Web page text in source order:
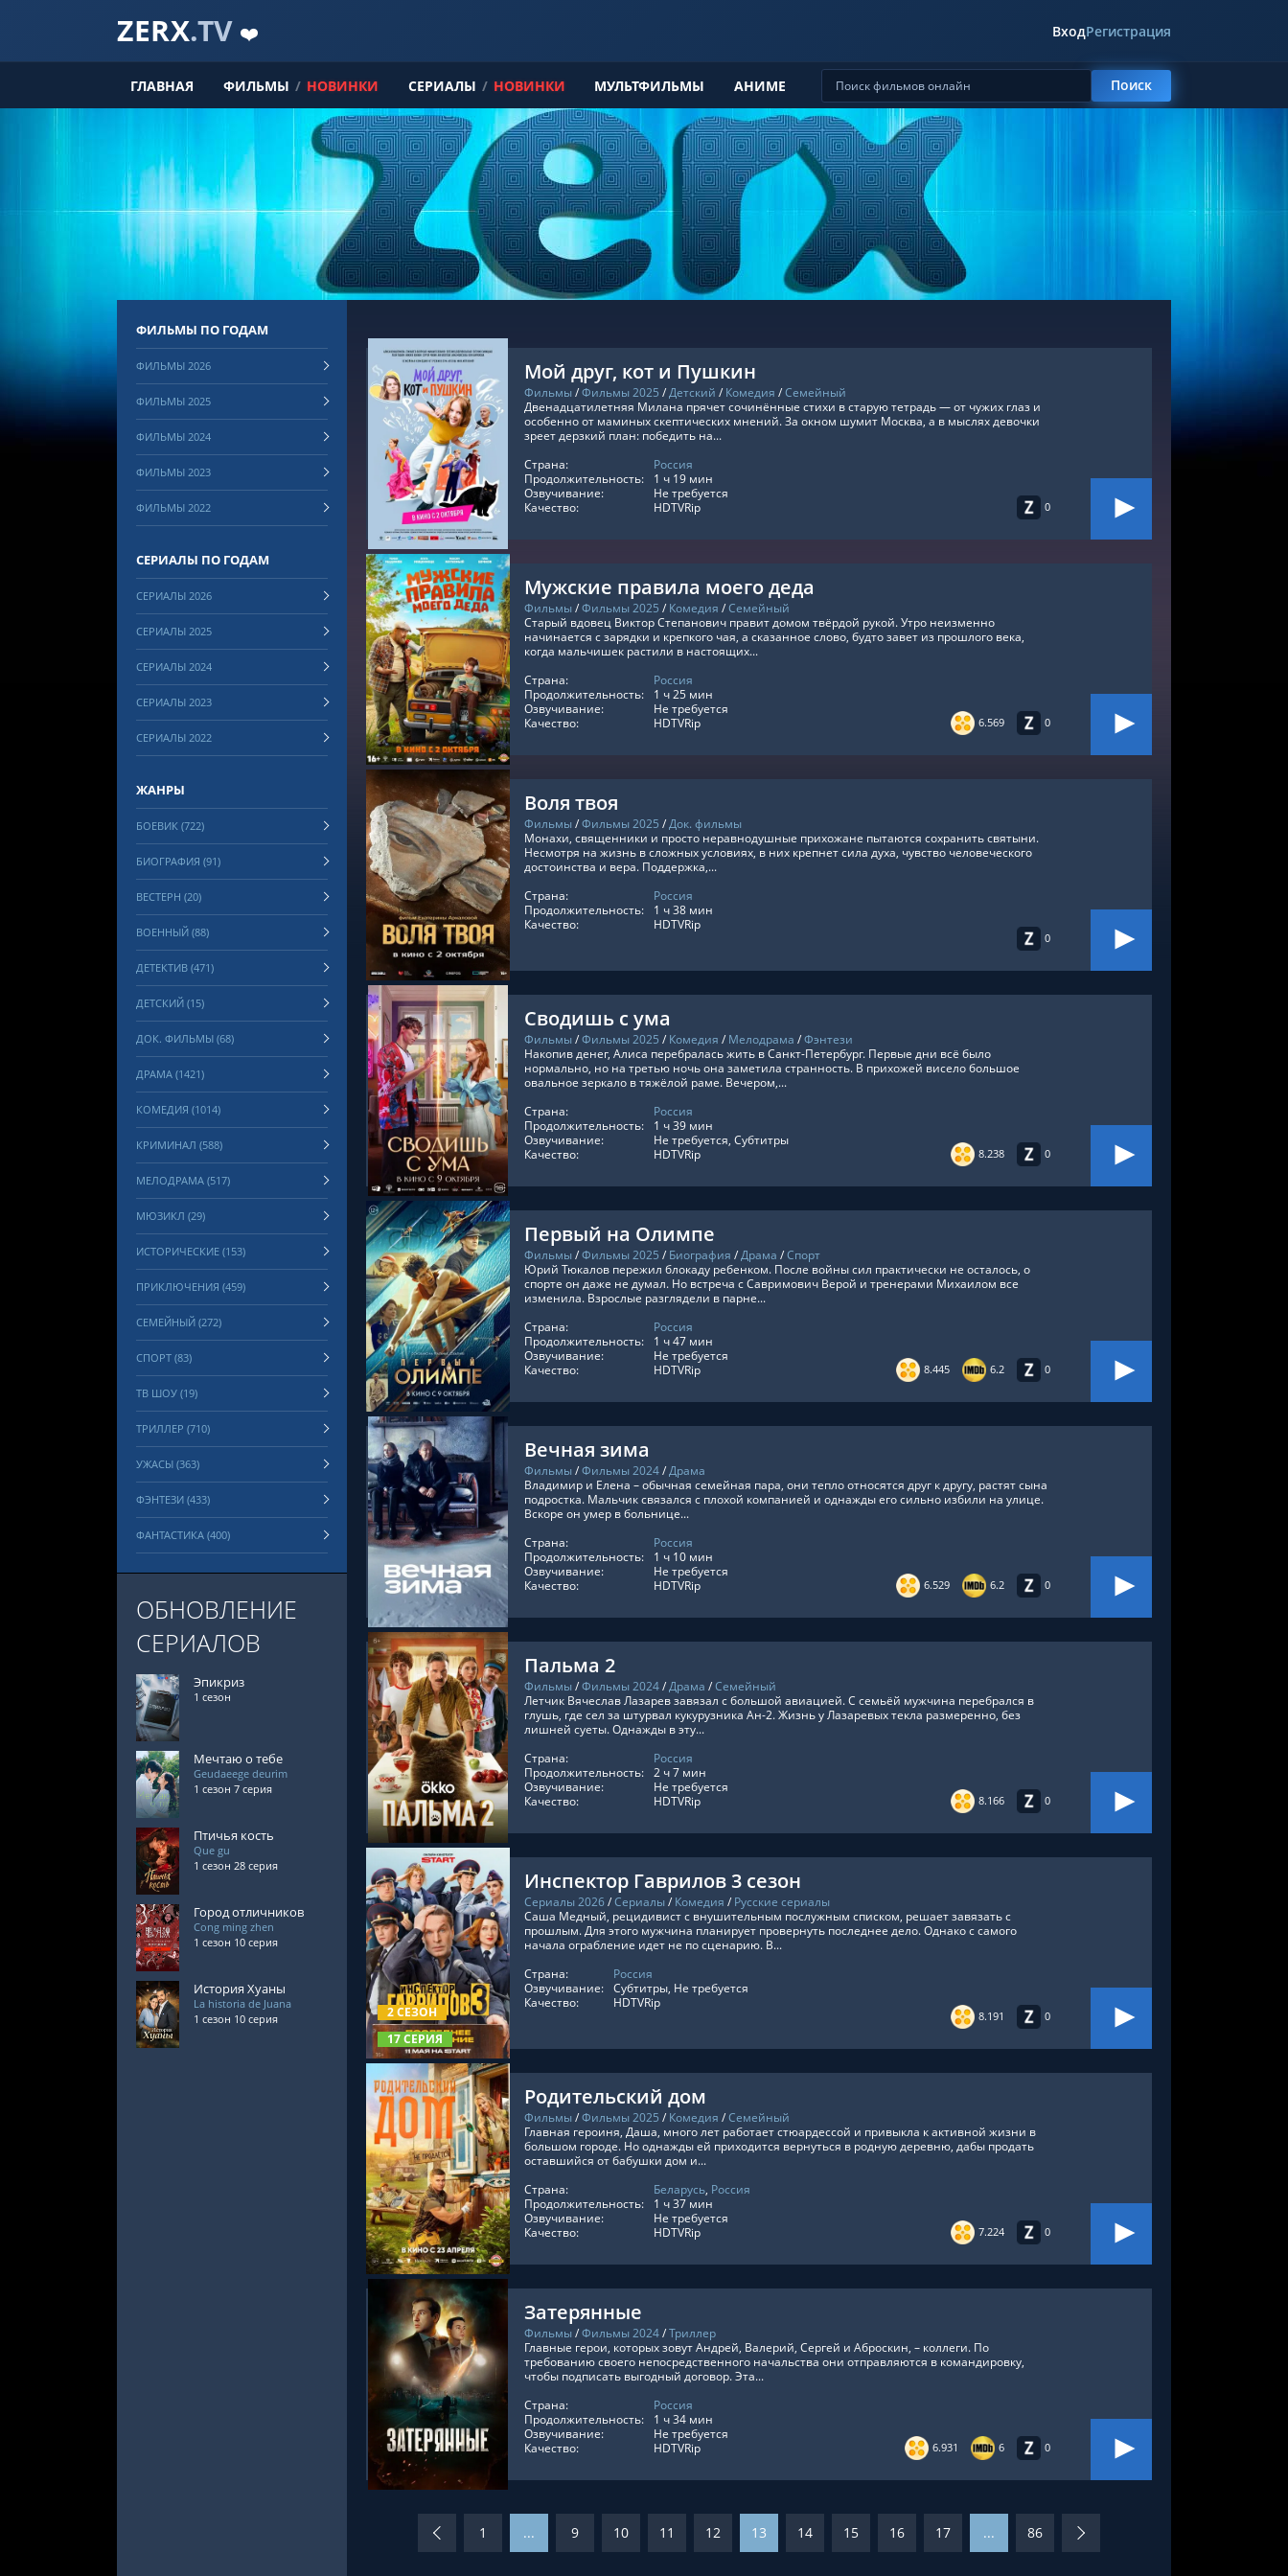
ZERX.TV ❤️ ВходРегистрация
ГЛАВНАЯ ФИЛЬМЫ / НОВИНКИ СЕРИАЛЫ / НОВИНКИ МУЛЬТФИЛЬМЫ АНИМЕ Поиск
СМОТРЕТЬ ОНЛАЙН
Мой друг, кот и Пушкин
Фильмы/Фильмы 2025 /Детский / Комедия /Семейный
0
Двенадцатилетняя Милана прячет сочинённые стихи в старую тетрадь — от чужих глаз и
особенно от маминых скептических мнений. За окном шумит Москва, а в мыслях девочки
зреет дерзкий план: победить на...
Страна:
Россия
Продолжительность:
1 ч 19 мин
Озвучивание:
Не требуется
Качество:
HDTVRip
СМОТРЕТЬ ОНЛАЙН
Мужские правила моего деда
Фильмы/Фильмы 2025 / Комедия /Семейный
6.569 0
Старый вдовец Виктор Степанович правит домом твёрдой рукой. Утро неизменно
начинается с зарядки и крепкого чая, а сказанное слово, будто завет из прошлого века,
когда мальчишек растили в настоящих...
Страна:
Россия
Продолжительность:
1 ч 25 мин
Озвучивание:
Не требуется
Качество:
HDTVRip
СМОТРЕТЬ ОНЛАЙН
Воля твоя
Фильмы/Фильмы 2025 /Док. фильмы
0
Монахи, священники и просто неравнодушные прихожане пытаются сохранить святыни.
Несмотря на жизнь в сложных условиях, в них крепнет сила духа, чувство человеческого
достоинства и вера. Поддержка,...
Страна:
Россия
Продолжительность:
1 ч 38 мин
Качество:
HDTVRip
СМОТРЕТЬ ОНЛАЙН
Сводишь с ума
Фильмы/Фильмы 2025 / Комедия / Мелодрама /Фэнтези
8.238 0
Накопив денег, Алиса перебралась жить в Санкт-Петербург. Первые дни всё было
нормально, но на третью ночь она заметила странность. В прихожей висело большое
овальное зеркало в тяжёлой раме. Вечером,...
Страна:
Россия
Продолжительность:
1 ч 39 мин
Озвучивание:
Не требуется, Субтитры
Качество:
HDTVRip
СМОТРЕТЬ ОНЛАЙН
Первый на Олимпе
Фильмы/Фильмы 2025 / Биография /Драма /Спорт
8.445 6.2 0
Юрий Тюкалов пережил блокаду ребенком. После войны сил практически не осталось, о
спорте он даже не думал. Но встреча с Савримович Верой и тренерами Михаилом все
изменила. Взрослые разглядели в парне...
Страна:
Россия
Продолжительность:
1 ч 47 мин
Озвучивание:
Не требуется
Качество:
HDTVRip
СМОТРЕТЬ ОНЛАЙН
Вечная зима
Фильмы/Фильмы 2024/Драма
6.529 6.2 0
Владимир и Елена – обычная семейная пара, они тепло относятся друг к другу, растят сына
подростка. Мальчик связался с плохой компанией и однажды его сильно избили на улице.
Вскоре он умер в больнице...
Страна:
Россия
Продолжительность:
1 ч 10 мин
Озвучивание:
Не требуется
Качество:
HDTVRip
СМОТРЕТЬ ОНЛАЙН
Пальма 2
Фильмы/Фильмы 2024/Драма /Семейный
8.166 0
Летчик Вячеслав Лазарев завязал с большой авиацией. С семьёй мужчина перебрался в
глушь, где сел за штурвал кукурузника Ан-2. Жизнь у Лазаревых текла размеренно, без
лишней суеты. Однажды в эту...
Страна:
Россия
Продолжительность: 2 ч 7 мин
Озвучивание:
Не требуется
Качество:
HDTVRip
2 СЕЗОН
17 СЕРИЯ
СМОТРЕТЬ ОНЛАЙН
Инспектор Гаврилов 3 сезон
Сериалы 2026/Сериалы/ Комедия / Русские сериалы
8.191 0
Саша Медный, рецидивист с внушительным послужным списком, решает завязать с
прошлым. Для этого мужчина планирует провернуть последнее дело. Однако с самого
начала ограбление идет не по сценарию. В...
Страна:
Россия
Озвучивание: Субтитры, Не требуется
Качество:
HDTVRip
СМОТРЕТЬ ОНЛАЙН
Родительский дом
Фильмы/Фильмы 2025 / Комедия /Семейный
7.224 0
Главная героиня, Даша, много лет работает стюардессой и привыкла к активной жизни в
большом городе. Но однажды ей приходится вернуться в родную деревню, дабы продать
оставшийся от бабушки дом и...
Страна:
Беларусь, Россия
Продолжительность:
1 ч 37 мин
Озвучивание:
Не требуется
Качество:
HDTVRip
СМОТРЕТЬ ОНЛАЙН
Затерянные
Фильмы/Фильмы 2024/Триллер
6.931 6 0
Главные герои, которых зовут Андрей, Валерий, Сергей и Аброскин, – коллеги. По
требованию своего непосредственного начальства они отправляются в командировку,
чтобы подписать выгодный договор. Эта...
Страна:
Россия
Продолжительность:
1 ч 34 мин
Озвучивание:
Не требуется
Качество:
HDTVRip
1 ... 9 10 11 12 13 14 15 16 17 ... 86
ФИЛЬМЫ ПО ГОДАМ
ФИЛЬМЫ 2026
ФИЛЬМЫ 2025
ФИЛЬМЫ 2024
ФИЛЬМЫ 2023
ФИЛЬМЫ 2022
СЕРИАЛЫ ПО ГОДАМ
СЕРИАЛЫ 2026
СЕРИАЛЫ 2025
СЕРИАЛЫ 2024
СЕРИАЛЫ 2023
СЕРИАЛЫ 2022
ЖАНРЫ
БОЕВИК (722)
БИОГРАФИЯ (91)
ВЕСТЕРН (20)
ВОЕННЫЙ (88)
ДЕТЕКТИВ (471)
ДЕТСКИЙ (15)
ДОК. ФИЛЬМЫ (68)
ДРАМА (1421)
КОМЕДИЯ (1014)
КРИМИНАЛ (588)
МЕЛОДРАМА (517)
МЮЗИКЛ (29)
ИСТОРИЧЕСКИЕ (153)
ПРИКЛЮЧЕНИЯ (459)
СЕМЕЙНЫЙ (272)
СПОРТ (83)
ТВ ШОУ (19)
ТРИЛЛЕР (710)
УЖАСЫ (363)
ФЭНТЕЗИ (433)
ФАНТАСТИКА (400)
ОБНОВЛЕНИЕ
СЕРИАЛОВ
Эпикриз
1 сезон
Мечтаю о тебе
Geudaeege deurim
1 сезон 7 серия
Птичья кость
Que gu
1 сезон 28 серия
Город отличников
Cong ming zhen
1 сезон 10 серия
История Хуаны
La historia de Juana
1 сезон 10 серия